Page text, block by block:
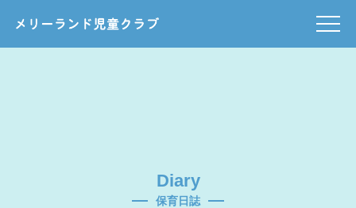
Diary
保育日誌